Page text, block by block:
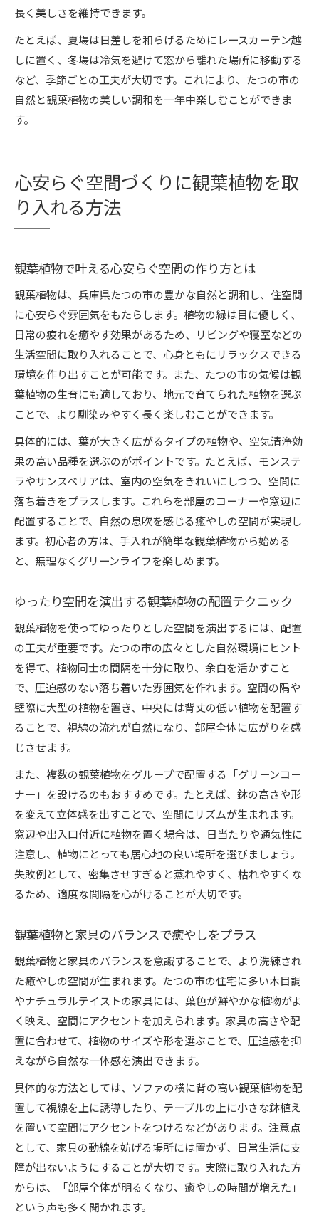
長く美しさを維持できます。
たとえば、夏場は日差しを和らげるためにレースカーテン越
しに置く、冬場は冷気を避けて窓から離れた場所に移動する
など、季節ごとの工夫が大切です。これにより、たつの市の
自然と観葉植物の美しい調和を一年中楽しむことができま
す。
心安らぐ空間づくりに観葉植物を取
り入れる方法
観葉植物で叶える心安らぐ空間の作り方とは
観葉植物は、兵庫県たつの市の豊かな自然と調和し、住空間
に心安らぐ雰囲気をもたらします。植物の緑は目に優しく、
日常の疲れを癒やす効果があるため、リビングや寝室などの
生活空間に取り入れることで、心身ともにリラックスできる
環境を作り出すことが可能です。また、たつの市の気候は観
葉植物の生育にも適しており、地元で育てられた植物を選ぶ
ことで、より馴染みやすく長く楽しむことができます。
具体的には、葉が大きく広がるタイプの植物や、空気清浄効
果の高い品種を選ぶのがポイントです。たとえば、モンステ
ラやサンスベリアは、室内の空気をきれいにしつつ、空間に
落ち着きをプラスします。これらを部屋のコーナーや窓辺に
配置することで、自然の息吹を感じる癒やしの空間が実現し
ます。初心者の方は、手入れが簡単な観葉植物から始める
と、無理なくグリーンライフを楽しめます。
ゆったり空間を演出する観葉植物の配置テクニック
観葉植物を使ってゆったりとした空間を演出するには、配置
の工夫が重要です。たつの市の広々とした自然環境にヒント
を得て、植物同士の間隔を十分に取り、余白を活かすこと
で、圧迫感のない落ち着いた雰囲気を作れます。空間の隅や
壁際に大型の植物を置き、中央には背丈の低い植物を配置す
ることで、視線の流れが自然になり、部屋全体に広がりを感
じさせます。
また、複数の観葉植物をグループで配置する「グリーンコー
ナー」を設けるのもおすすめです。たとえば、鉢の高さや形
を変えて立体感を出すことで、空間にリズムが生まれます。
窓辺や出入口付近に植物を置く場合は、日当たりや通気性に
注意し、植物にとっても居心地の良い場所を選びましょう。
失敗例として、密集させすぎると蒸れやすく、枯れやすくな
るため、適度な間隔を心がけることが大切です。
観葉植物と家具のバランスで癒やしをプラス
観葉植物と家具のバランスを意識することで、より洗練され
た癒やしの空間が生まれます。たつの市の住宅に多い木目調
やナチュラルテイストの家具には、葉色が鮮やかな植物がよ
く映え、空間にアクセントを加えられます。家具の高さや配
置に合わせて、植物のサイズや形を選ぶことで、圧迫感を抑
えながら自然な一体感を演出できます。
具体的な方法としては、ソファの横に背の高い観葉植物を配
置して視線を上に誘導したり、テーブルの上に小さな鉢植え
を置いて空間にアクセントをつけるなどがあります。注意点
として、家具の動線を妨げる場所には置かず、日常生活に支
障が出ないようにすることが大切です。実際に取り入れた方
からは、「部屋全体が明るくなり、癒やしの時間が増えた」
という声も多く聞かれます。